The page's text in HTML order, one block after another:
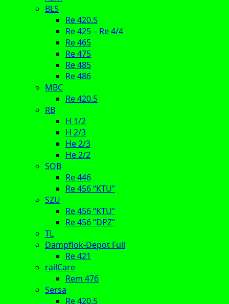
BLS
Re 420.5
Re 425 – Re 4/4
Re 465
Re 475
Re 485
Re 486
MBC
Re 420.5
RB
H 1/2
H 2/3
He 2/3
He 2/2
SOB
Re 446
Re 456 “KTU”
SZU
Re 456 “KTU”
Re 456 “DPZ”
TL
Dampflok-Depot Full
Re 421
railCare
Rem 476
Sersa
Re 420.5